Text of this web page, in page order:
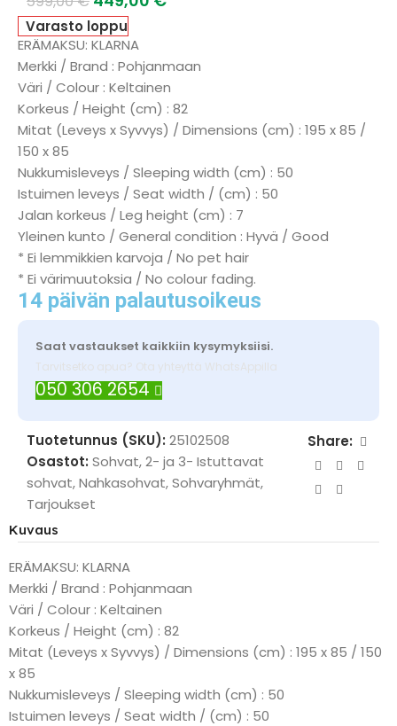
Varasto loppu
ERÄMAKSU: KLARNA
Merkki / Brand : Pohjanmaan
Väri / Colour : Keltainen
Korkeus / Height (cm) : 82
Mitat (Leveys x Syvvys) / Dimensions (cm) : 195 x 85 /
150 x 85
Nukkumisleveys / Sleeping width (cm) : 50
Istuimen leveys / Seat width / (cm) : 50
Jalan korkeus / Leg height (cm) : 7
Yleinen kunto / General condition : Hyvä / Good
* Ei lemmikkien karvoja / No pet hair
* Ei värimuutoksia / No colour fading.
14 päivän palautusoikeus
Saat vastaukset kaikkiin kysymyksiisi.
Tarvitsetko apua? Ota yhteyttä WhatsAppilla
050 306 2654
Tuotetunnus (SKU): 25102508
Osastot: Sohvat,2- ja 3- Istuttavat
sohvat,Nahkasohvat,Sohvaryhmät,
Tarjoukset
Share:
Kuvaus
ERÄMAKSU: KLARNA
Merkki / Brand : Pohjanmaan
Väri / Colour : Keltainen
Korkeus / Height (cm) : 82
Mitat (Leveys x Syvvys) / Dimensions (cm) : 195 x 85 / 150
x 85
Nukkumisleveys / Sleeping width (cm) : 50
Istuimen leveys / Seat width / (cm) : 50